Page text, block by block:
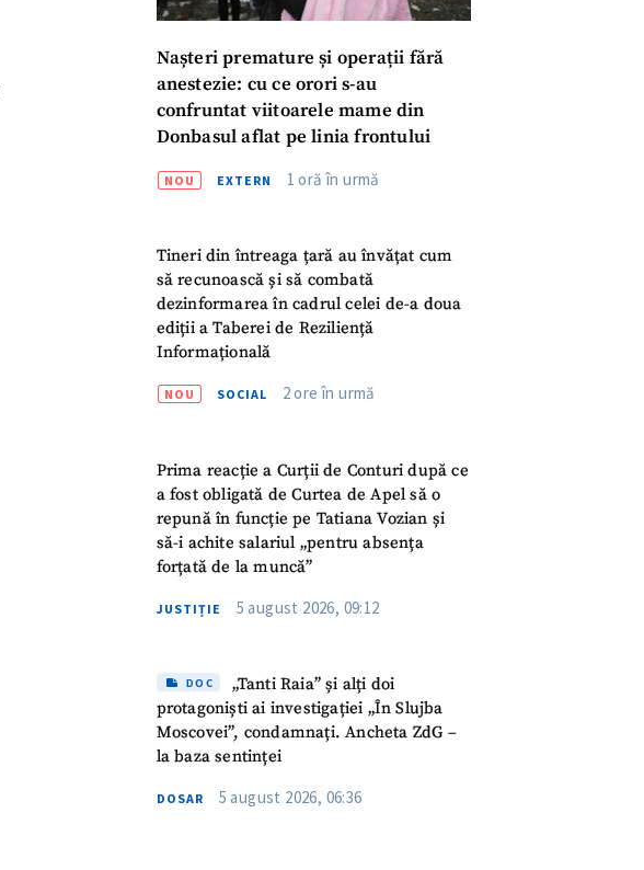
Nașteri premature și operații fără
anestezie: cu ce orori s-au
confruntat viitoarele mame din
Donbasul aflat pe linia frontului
NOU EXTERN 1 oră în urmă
Tineri din întreaga țară au învățat cum
să recunoască și să combată
dezinformarea în cadrul celei de-a doua
ediții a Taberei de Reziliență
Informațională
NOU SOCIAL 2 ore în urmă
Prima reacție a Curții de Conturi după ce
a fost obligată de Curtea de Apel să o
repună în funcție pe Tatiana Vozian și
să-i achite salariul „pentru absența
forțată de la muncă”
JUSTIȚIE 5 august 2026, 09:12
DOC
„Tanti Raia” și alți doi
protagoniști ai investigației „În Slujba
Moscovei”, condamnați. Ancheta ZdG –
la baza sentinței
DOSAR 5 august 2026, 06:36
Am citit și sunt de acord cupolitica de